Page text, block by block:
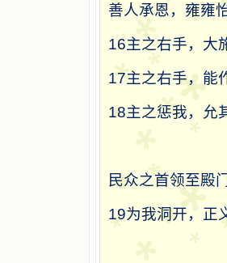
善人承恩，雍雍
16主之右手，大
17主之右手，能
18主之惩我，允
民众之首领至殿
19为我洞开，正